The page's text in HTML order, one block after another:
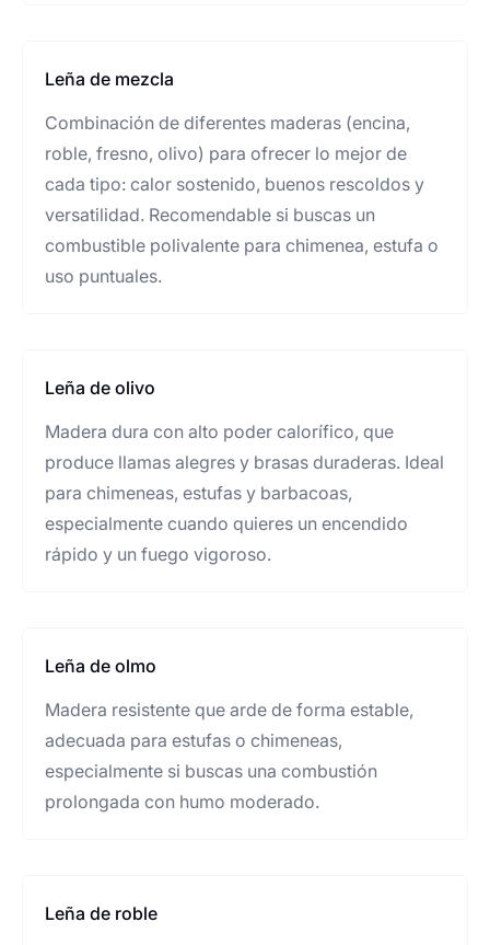
Leña de mezcla
Combinación de diferentes maderas (encina,
roble, fresno, olivo) para ofrecer lo mejor de
cada tipo: calor sostenido, buenos rescoldos y
versatilidad. Recomendable si buscas un
combustible polivalente para chimenea, estufa o
uso puntuales.
Leña de olivo
Madera dura con alto poder calorífico, que
produce llamas alegres y brasas duraderas. Ideal
para chimeneas, estufas y barbacoas,
especialmente cuando quieres un encendido
rápido y un fuego vigoroso.
Leña de olmo
Madera resistente que arde de forma estable,
adecuada para estufas o chimeneas,
especialmente si buscas una combustión
prolongada con humo moderado.
Leña de roble